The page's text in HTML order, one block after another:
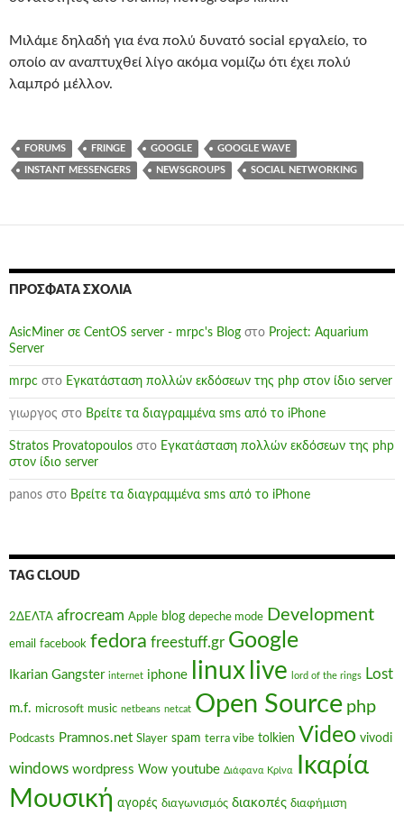
Μιλάμε δηλαδή για ένα πολύ δυνατό social εργαλείο, το
οποίο αν αναπτυχθεί λίγο ακόμα νομίζω ότι έχει πολύ
λαμπρό μέλλον.
FORUMS FRINGE GOOGLE GOOGLE WAVE
INSTANT MESSENGERS NEWSGROUPS SOCIAL NETWORKING
ΠΡΌΣΦΑΤΑ ΣΧΌΛΙΑ
AsicMiner σε CentOS server - mrpc's Blog στο Project: Aquarium
Server
mrpc στο Εγκατάσταση πολλών εκδόσεων της php στον ίδιο server
γιωργος στο Βρείτε τα διαγραμμένα sms από το iPhone
Stratos Provatopoulos στο Εγκατάσταση πολλών εκδόσεων της php
στον ίδιο server
panos στο Βρείτε τα διαγραμμένα sms από το iPhone
TAG CLOUD
2ΔΕΛΤΑ afrocream Apple blog depeche mode Development
email facebook fedora freestuff.gr Google
Ikarian Gangster internet iphone linux live lord of the rings Lost
m.f. microsoft music netbeans netcat Open Source php
Podcasts Pramnos.net Slayer spam terra vibe tolkien Video vivodi
windows wordpress Wow youtube Διάφανα Κρίνα Ικαρία
Μουσική αγορές διαγωνισμός διακοπές διαφήμιση